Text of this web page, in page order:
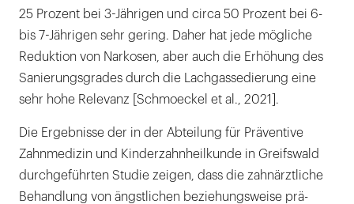
25 Prozent bei 3-Jährigen und circa 50 Prozent bei 6-
bis 7-Jährigen sehr gering. Daher hat jede mögliche
Reduktion von Narkosen, aber auch die Erhöhung des
Sanierungsgrades durch die Lachgassedierung eine
sehr hohe Relevanz [Schmoeckel et al., 2021].
Die Ergebnisse der in der Abteilung für Präventive
Zahnmedizin und Kinderzahnheilkunde in Greifswald
durchgeführten Studie zeigen, dass die zahnärztliche
Behandlung von ängstlichen beziehungsweise prä-